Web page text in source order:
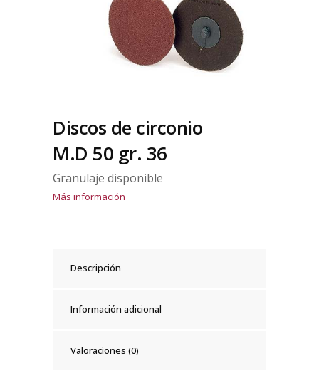
Discos de circonio
M.D 50 gr. 36
Granulaje disponible
Más información
Descripción
Información adicional
Valoraciones (0)